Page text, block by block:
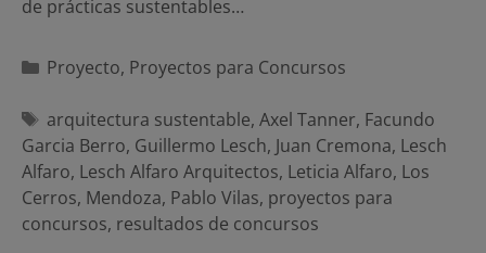
de prácticas sustentables…
Categorías
Proyecto, Proyectos para Concursos
Etiquetas
arquitectura sustentable, Axel Tanner, Facundo
Garcia Berro, Guillermo Lesch, Juan Cremona, Lesch
Alfaro, Lesch Alfaro Arquitectos, Leticia Alfaro, Los
Cerros, Mendoza, Pablo Vilas, proyectos para
concursos, resultados de concursos